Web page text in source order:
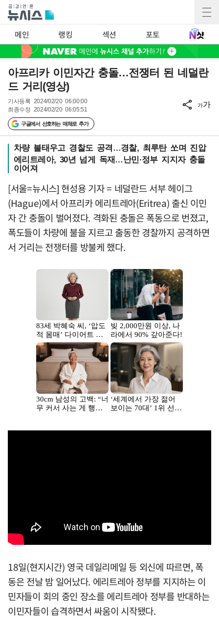
메인 랭킹 섹션 포토
아프리카 이민자간 충돌…전쟁터 된 네덜란
드 거리(영상)
기사등록 2024/02/20 06:00:00
최종수정 2024/02/20 06:05:51
구글에서 선호하는 매체로 추가
가가
차량 불태우고 경찰도 공격…경찰, 최루탄 쏘며 진압
에리트레아, 30년 넘게 독재…난민·정부 지지자 충돌
이어져
[서울=뉴시스] 현성용 기자 = 네덜란드 서부 헤이그
(Hague)에서 아프리카 에리트레아(Eritrea) 출신 이민
자 간 충돌이 벌어졌다. 격화된 충돌은 폭동으로 번졌고,
폭도들이 차량에 불을 지르고 출동한 경찰까지 공격하면
서 거리는 전쟁터를 방불케 했다.
18일(현지시간) 영국 데일리메일 등 외신에 따르면, 폭
동은 전날 밤 일어났다. 에리트레아 정부를 지지하는 이
민자들이 회의 중인 장소를 에리트레아 정부를 반대하는
이민자들이 습격하면서 싸움이 시작됐다.